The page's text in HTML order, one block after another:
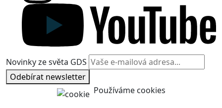
Novinky ze světa GDS
Odebírat newsletter
Používáme cookies